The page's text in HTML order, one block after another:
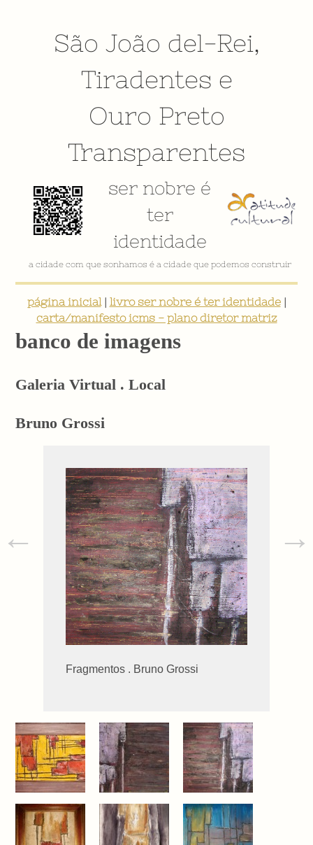
São João del-Rei,
Tiradentes e
Ouro Preto
Transparentes
ser nobre é
ter
identidade
a cidade com que sonhamos é a cidade que podemos construir
página inicial| livro ser nobre é ter identidade|
carta/manifesto icms - plano diretor matriz
banco de imagens
Galeria Virtual . Local
Bruno Grossi
Fragmentos . Bruno Grossi
← →